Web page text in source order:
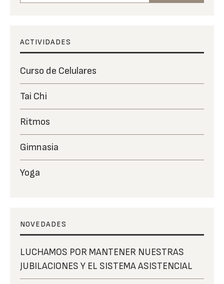
ACTIVIDADES
Curso de Celulares
Tai Chi
Ritmos
Gimnasia
Yoga
NOVEDADES
LUCHAMOS POR MANTENER NUESTRAS
JUBILACIONES Y EL SISTEMA ASISTENCIAL